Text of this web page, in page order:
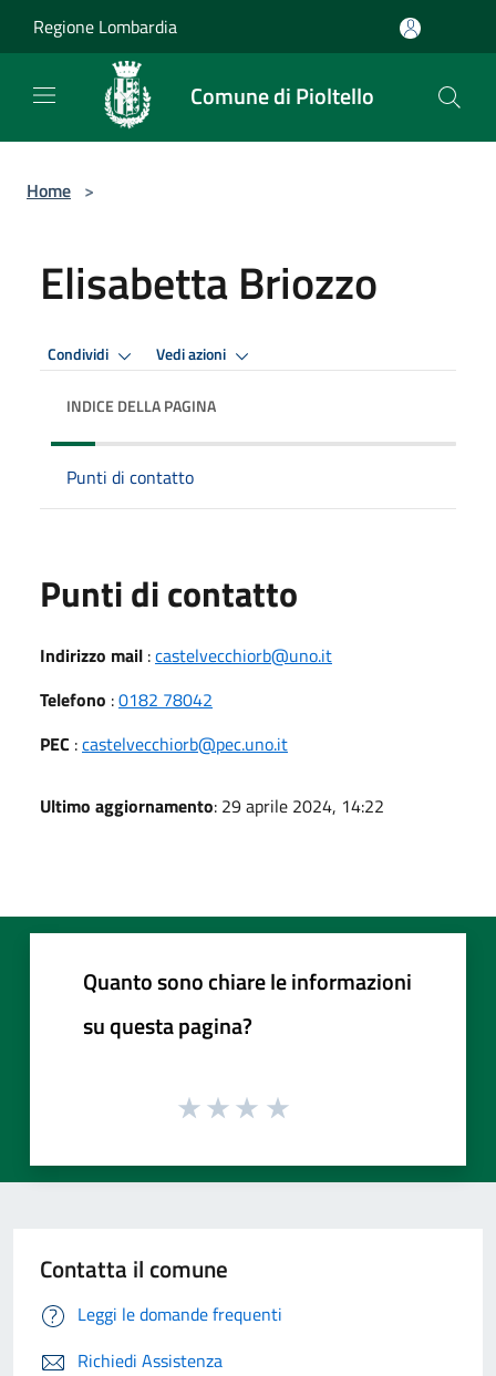
Regione Lombardia
Comune di Pioltello
Home >
Elisabetta Briozzo
Condividi Vedi azioni
INDICE DELLA PAGINA
Punti di contatto
Punti di contatto
Indirizzo mail :castelvecchiorb@uno.it
Telefono :0182 78042
PEC :castelvecchiorb@pec.uno.it
Ultimo aggiornamento: 29 aprile 2024, 14:22
Quanto sono chiare le informazioni
su questa pagina?
Contatta il comune
Leggi le domande frequenti
Richiedi Assistenza